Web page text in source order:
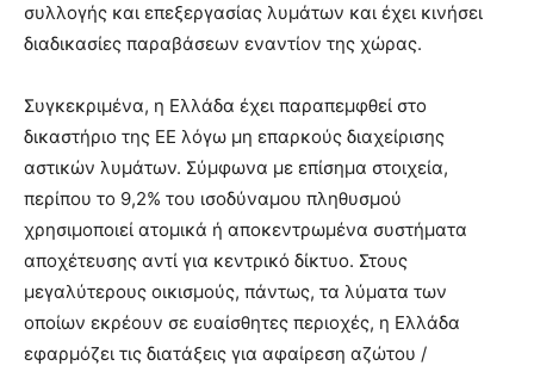
συλλογής και επεξεργασίας λυμάτων και έχει κινήσει
διαδικασίες παραβάσεων εναντίον της χώρας.
Συγκεκριμένα, η Ελλάδα έχει παραπεμφθεί στο
δικαστήριο της ΕΕ λόγω μη επαρκούς διαχείρισης
αστικών λυμάτων. Σύμφωνα με επίσημα στοιχεία,
περίπου το 9,2% του ισοδύναμου πληθυσμού
χρησιμοποιεί ατομικά ή αποκεντρωμένα συστήματα
αποχέτευσης αντί για κεντρικό δίκτυο. Στους
μεγαλύτερους οικισμούς, πάντως, τα λύματα των
οποίων εκρέουν σε ευαίσθητες περιοχές, η Ελλάδα
εφαρμόζει τις διατάξεις για αφαίρεση αζώτου /